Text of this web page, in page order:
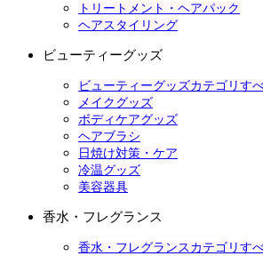
トリートメント・ヘアパック
ヘアスタイリング
ビューティーグッズ
ビューティーグッズカテゴリす
メイクグッズ
ボディケアグッズ
ヘアブラシ
日焼け対策・ケア
冷温グッズ
美容器具
香水・フレグランス
香水・フレグランスカテゴリす